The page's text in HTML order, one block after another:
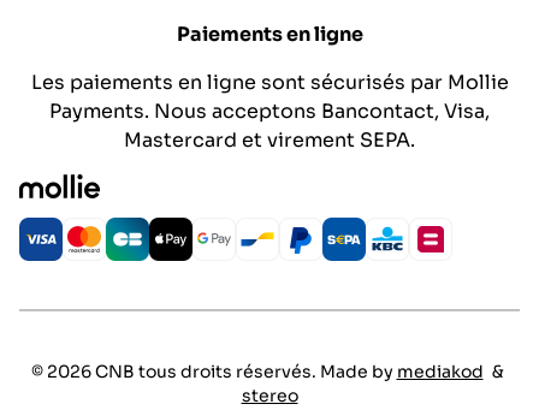
Paiements en ligne
Les paiements en ligne sont sécurisés par Mollie
Payments. Nous acceptons Bancontact, Visa,
Mastercard et virement SEPA.
© 2026 CNB tous droits réservés. Made by mediakod &
stereo